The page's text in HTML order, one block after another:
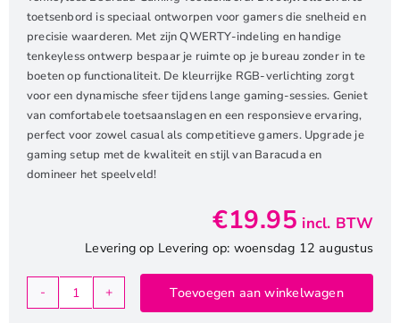
toetsenbord is speciaal ontworpen voor gamers die snelheid en
precisie waarderen. Met zijn QWERTY-indeling en handige
tenkeyless ontwerp bespaar je ruimte op je bureau zonder in te
boeten op functionaliteit. De kleurrijke RGB-verlichting zorgt
voor een dynamische sfeer tijdens lange gaming-sessies. Geniet
van comfortabele toetsaanslagen en een responsieve ervaring,
perfect voor zowel casual als competitieve gamers. Upgrade je
gaming setup met de kwaliteit en stijl van Baracuda en
domineer het speelveld!
€19.95 incl. BTW
Levering op Levering op: woensdag 12 augustus
Baracuda
Toevoegen aan winkelwagen